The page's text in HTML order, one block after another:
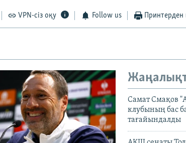
VPN-сіз оқу Follow us
Самат Смақов
клубының бас
тағайындалды